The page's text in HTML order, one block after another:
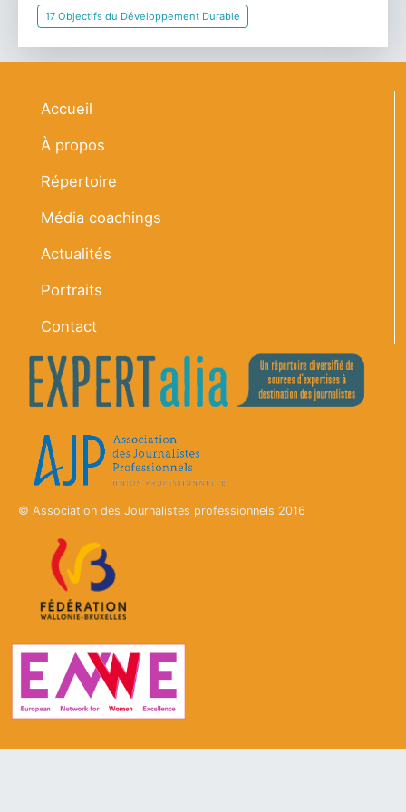
17 Objectifs du Développement Durable
Navigation principale
Accueil
À propos
Répertoire
Média coachings
Actualités
Portraits
Contact
© Association des Journalistes professionnels 2016